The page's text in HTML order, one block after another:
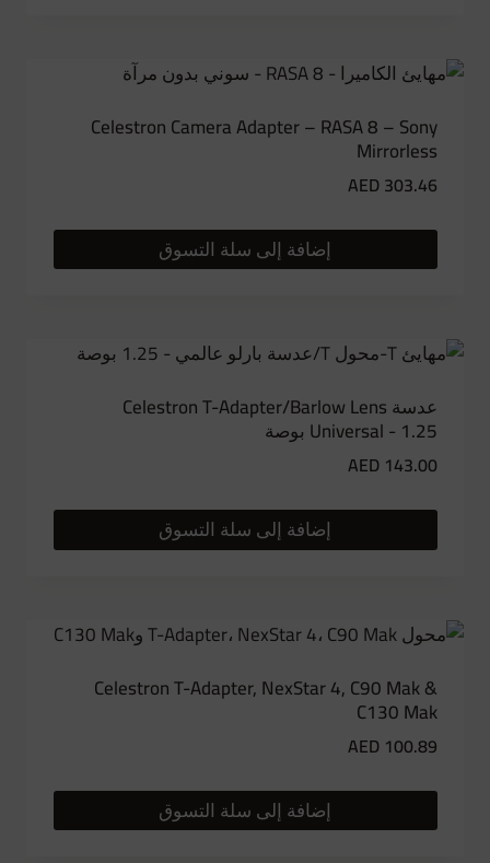
Celestron Camera Adapter – RASA 8 – Sony
Mirrorless
AED303.46
إضافة إلى سلة التسوق
عدسة Celestron T-Adapter/Barlow Lens
Universal - 1.25 بوصة
AED 143.00
إضافة إلى سلة التسوق
Celestron T-Adapter, NexStar 4, C90 Mak &
C130 Mak
AED 100.89
إضافة إلى سلة التسوق